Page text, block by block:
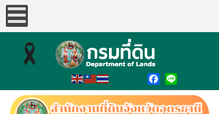
Facebook
Line